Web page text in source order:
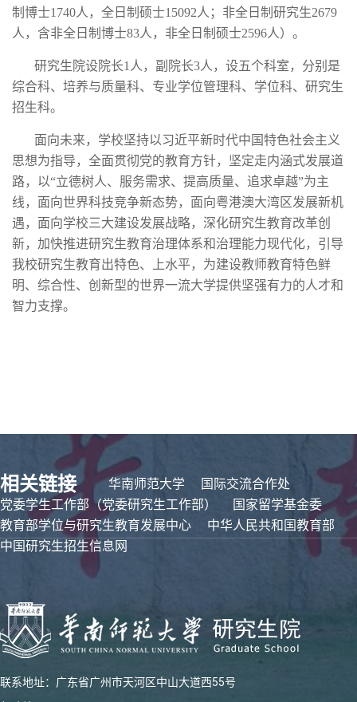
制博士1740人，全日制硕士15092人；非全日制研究生2679
人，含非全日制博士83人，非全日制硕士2596人）。
研究生院设院长1人，副院长3人，设五个科室，分别是
综合科、培养与质量科、专业学位管理科、学位科、研究生
招生科。
面向未来，学校坚持以习近平新时代中国特色社会主义
思想为指导，全面贯彻党的教育方针，坚定走内涵式发展道
路，以“立德树人、服务需求、提高质量、追求卓越”为主
线，面向世界科技竞争新态势，面向粤港澳大湾区发展新机
遇，面向学校三大建设发展战略，深化研究生教育改革创
新，加快推进研究生教育治理体系和治理能力现代化，引导
我校研究生教育出特色、上水平，为建设教师教育特色鲜
明、综合性、创新型的世界一流大学提供坚强有力的人才和
智力支撑。
相关链接 华南师范大学
国际交流合作处
党委学生工作部（党委研究生工作部）
国家留学基金委
教育部学位与研究生教育发展中心
中华人民共和国教育部
中国研究生招生信息网
联系地址：广东省广州市天河区中山大道西55号